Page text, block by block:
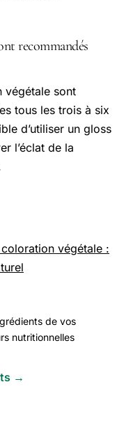
recommandés
végétale sont
tous les trois à six
d’utiliser un gloss
l’éclat de la
végétale :
de vos
nutritionnelles
→